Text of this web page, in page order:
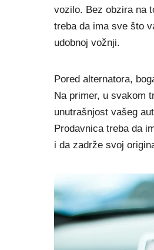
vozilo. Bez obzira na
treba da ima sve što
udobnoj vožnji.
Pored alternatora,
Na primer, u svakom
unutrašnjost vašeg
Prodavnica treba da
i da zadrže svoj